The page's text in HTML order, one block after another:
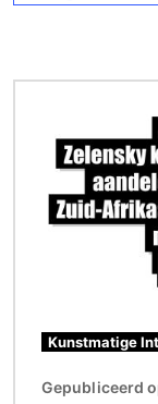
Kunstmatige
Gepubliceerd